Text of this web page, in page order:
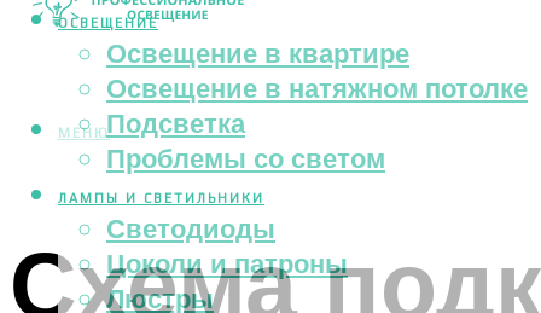
ОСВЕЩЕНИЕ
Освещение в квартире
Освещение в натяжном потолке
Подсветка
Проблемы со светом
ЛАМПЫ И СВЕТИЛЬНИКИ
Светодиоды
Цоколи и патроны
Люстры
МЕНЮ
Схема